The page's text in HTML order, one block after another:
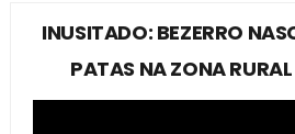
INUSITADO: BEZERRO
PATAS NA ZONA